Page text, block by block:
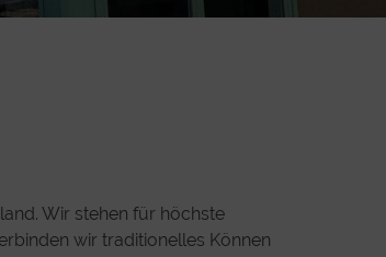
Wir stehen für höchste
wir traditionelles Können